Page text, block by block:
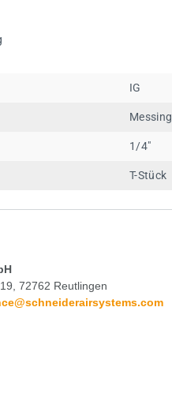
IG
Messing
1/4"
T-Stück
72762 Reutlingen